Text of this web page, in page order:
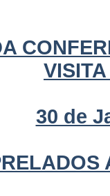
30 de